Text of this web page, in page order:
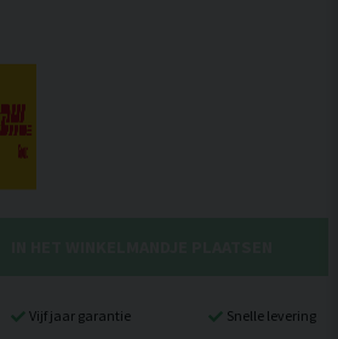
Vijf jaar garantie Snelle levering